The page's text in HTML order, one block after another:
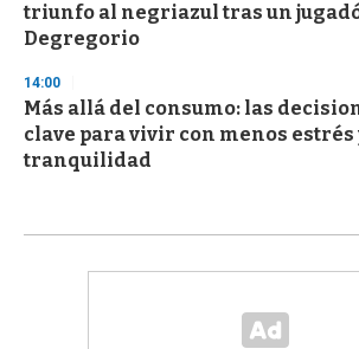
triunfo al negriazul tras un
Degregorio
14:00
Más allá del consumo: las
clave para vivir con menos estrés
tranquilidad